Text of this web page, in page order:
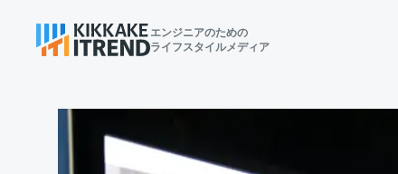
エンジニアのための
ライフスタイルメディア